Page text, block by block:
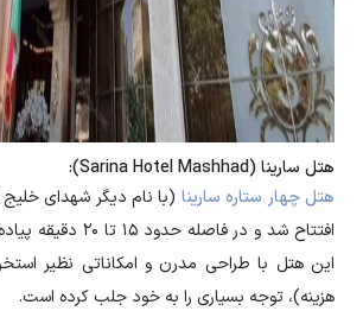
هتل سارینا (Sarina Hotel Mashhad):
هتل چهار ستاره سارینا
افتتاح شد و در فاصله
این هتل با طراحی مدرن و امکاناتی نظیر
هزینه)، توجه بسیاری را به خود جلب کرده است.